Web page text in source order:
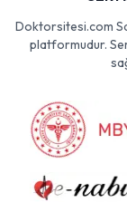
Doktorsitesi.com
platformudur.